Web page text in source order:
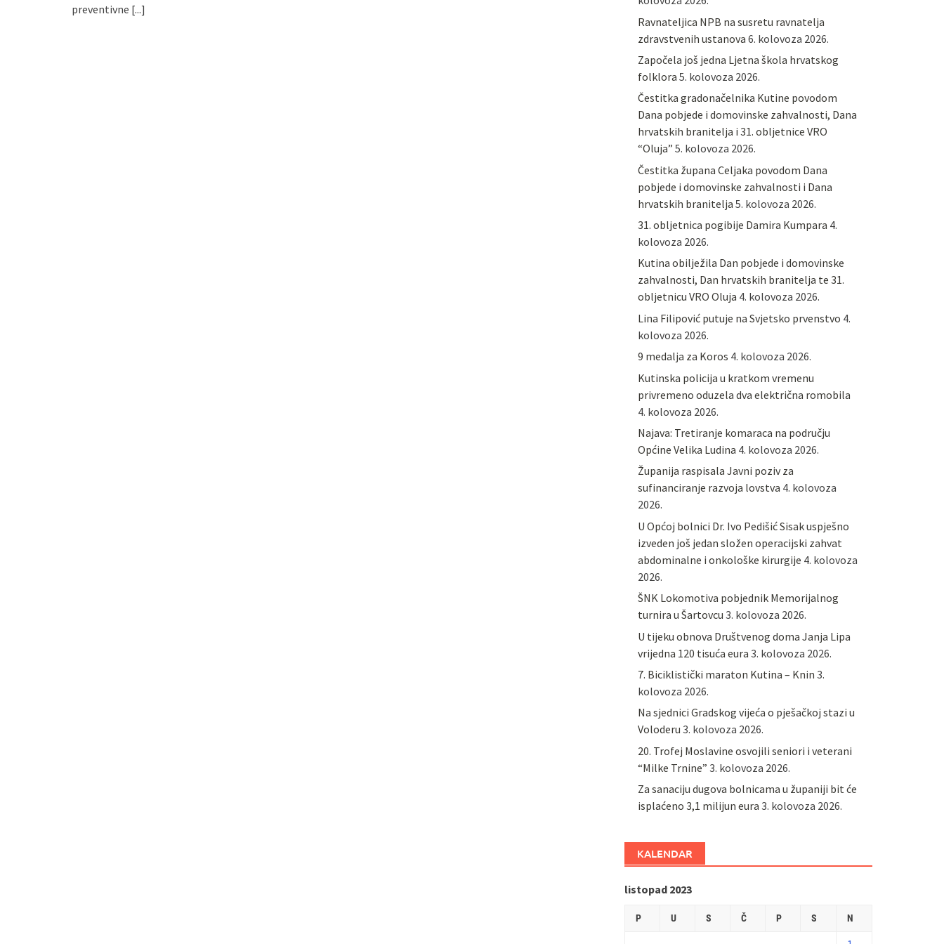
preventivne [...]
Ravnateljica NPB na susretu ravnatelja
zdravstvenih ustanova 6. kolovoza 2026.
Započela još jedna Ljetna škola hrvatskog
folklora 5. kolovoza 2026.
Čestitka gradonačelnika Kutine povodom
Dana pobjede i domovinske zahvalnosti, Dana
hrvatskih branitelja i 31. obljetnice VRO
“Oluja” 5. kolovoza 2026.
Čestitka župana Celjaka povodom Dana
pobjede i domovinske zahvalnosti i Dana
hrvatskih branitelja 5. kolovoza 2026.
31. obljetnica pogibije Damira Kumpara 4.
kolovoza 2026.
Kutina obilježila Dan pobjede i domovinske
zahvalnosti, Dan hrvatskih branitelja te 31.
obljetnicu VRO Oluja 4. kolovoza 2026.
Lina Filipović putuje na Svjetsko prvenstvo 4.
kolovoza 2026.
9 medalja za Koros 4. kolovoza 2026.
Kutinska policija u kratkom vremenu
privremeno oduzela dva električna romobila
4. kolovoza 2026.
Najava: Tretiranje komaraca na području
Općine Velika Ludina 4. kolovoza 2026.
Županija raspisala Javni poziv za
sufinanciranje razvoja lovstva 4. kolovoza
2026.
U Općoj bolnici Dr. Ivo Pedišić Sisak uspješno
izveden još jedan složen operacijski zahvat
abdominalne i onkološke kirurgije 4. kolovoza
2026.
ŠNK Lokomotiva pobjednik Memorijalnog
turnira u Šartovcu 3. kolovoza 2026.
U tijeku obnova Društvenog doma Janja Lipa
vrijedna 120 tisuća eura 3. kolovoza 2026.
7. Biciklistički maraton Kutina – Knin 3.
kolovoza 2026.
Na sjednici Gradskog vijeća o pješačkoj stazi u
Voloderu 3. kolovoza 2026.
20. Trofej Moslavine osvojili seniori i veterani
“Milke Trnine” 3. kolovoza 2026.
Za sanaciju dugova bolnicama u županiji bit će
isplaćeno 3,1 milijun eura 3. kolovoza 2026.
KALENDAR
listopad 2023
P U S Č P S N